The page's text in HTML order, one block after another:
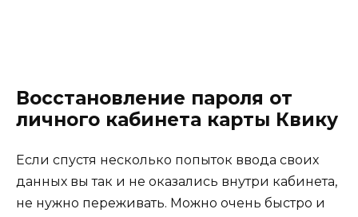
Восстановление пароля от
личного кабинета карты Квику
Если спустя несколько попыток ввода своих
данных вы так и не оказались внутри кабинета,
не нужно переживать. Можно очень быстро и